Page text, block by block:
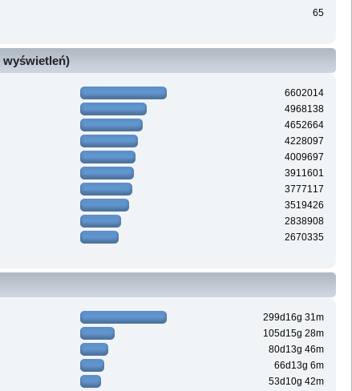
65
wyświetleń)
6602014
4968138
4652664
4228097
4009697
3911601
3777117
3519426
2838908
2670335
299d16g 31m
105d15g 28m
80d13g 46m
66d13g 6m
53d10g 42m